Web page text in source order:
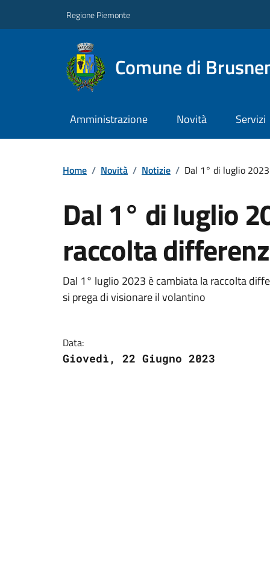
Regione Piemonte
Comune di
Amministrazione Novità Servizi
Home / Novità / Notizie / Dal 1° di luglio
Dal 1° di luglio
raccolta
Dal 1° luglio 2023 è cambiata la raccolta
si prega di visionare il volantino
Data:
Giovedì, 22 Giugno 2023